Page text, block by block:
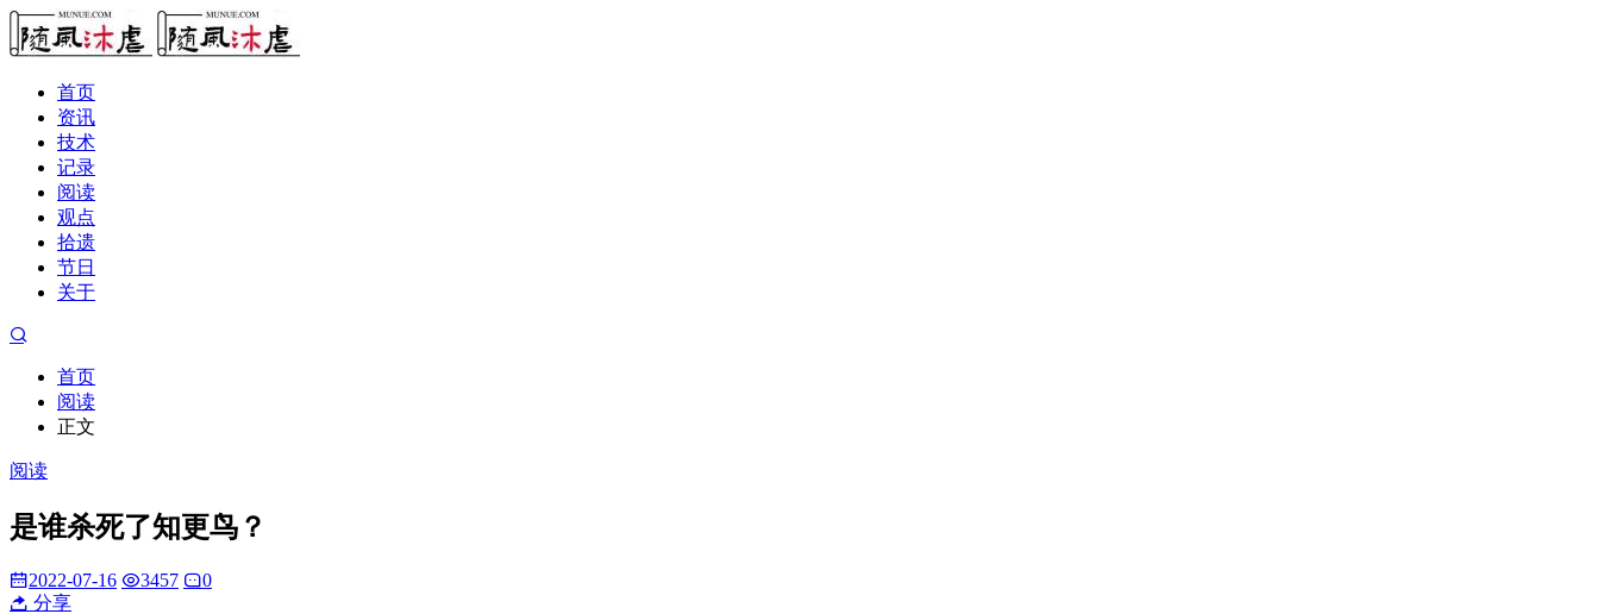
首页
资讯
技术
记录
阅读
观点
拾遗
节日
关于
首页
阅读
正文
阅读
是谁杀死了知更鸟？
2022-07-16 3457
0
分享